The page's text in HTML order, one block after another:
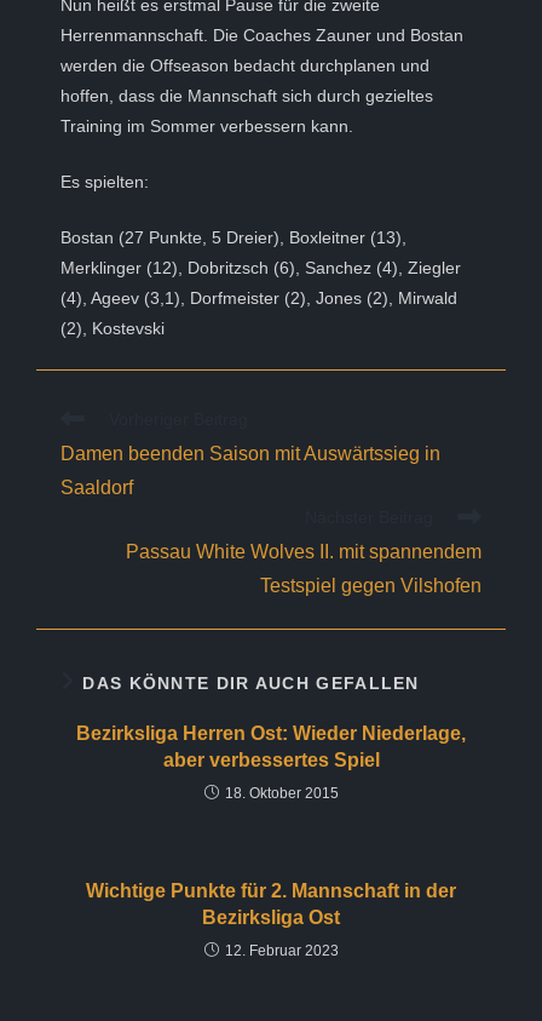
Nun heißt es erstmal Pause für die zweite
Herrenmannschaft. Die Coaches Zauner und Bostan
werden die Offseason bedacht durchplanen und
hoffen, dass die Mannschaft sich durch gezieltes
Training im Sommer verbessern kann.
Es spielten:
Bostan (27 Punkte, 5 Dreier), Boxleitner (13),
Merklinger (12), Dobritzsch (6), Sanchez (4), Ziegler
(4), Ageev (3,1), Dorfmeister (2), Jones (2), Mirwald
(2), Kostevski
ansehen
Damen beenden Saison mit Auswärtssieg in
Saaldorf
Passau White Wolves II. mit spannendem
Testspiel gegen Vilshofen
DAS KÖNNTE DIR AUCH GEFALLEN
Bezirksliga Herren Ost: Wieder Niederlage,
aber verbessertes Spiel
18. Oktober 2015
Wichtige Punkte für 2. Mannschaft in der
Bezirksliga Ost
12. Februar 2023